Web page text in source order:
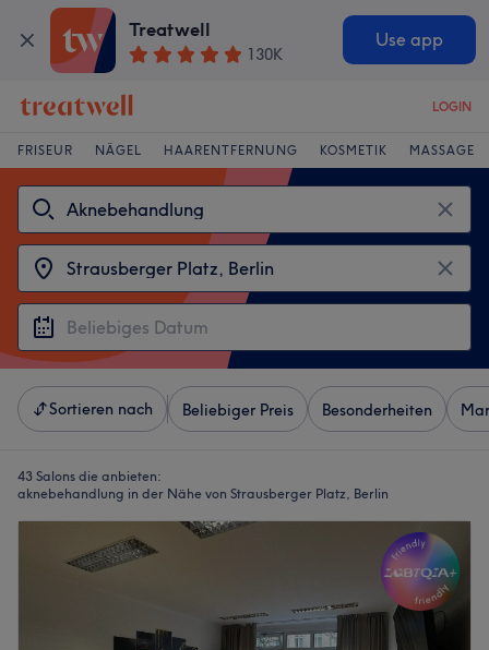
Treatwell
130K
Use app
LOGIN
FRISEUR NÄGEL HAARENTFERNUNG KOSMETIK MASSAGE
Sortieren nach Beliebiger Preis Besonderheiten
43 Salons die anbieten:
aknebehandlung in der Nähe von Strausberger Platz, Berlin